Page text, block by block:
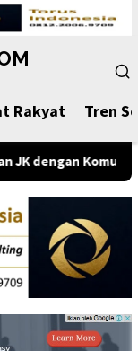
Rakyat Tren
Komunitas